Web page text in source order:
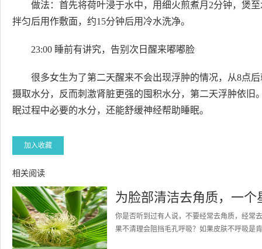
做法：首先将荷叶浸于水中，用细火煎煮月2分钟，煲
拌匀后用作敷面，约15分钟后用冷水洗净。
23:00 睡前有讲究，告别次日醒来嘟嘟脸
很多女生为了第二天醒来不会出现浮肿的情况，从8点
摄取水分，反而刺激肾脏更强的囤积水分，第二天浮肿依
眠过程中必要的水分，还能舒缓神经帮助睡眠。
加入收藏
相关阅读
为脸部清洁去角质，一个
你是否听到过有人说，不要经常去角质，经常
果不清理会阻挡毛孔呼吸？如果皮肤不呼吸是